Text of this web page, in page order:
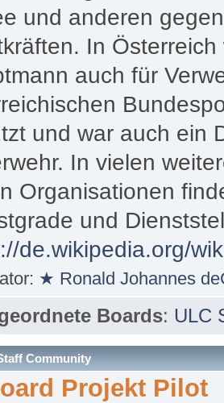
und anderen
In
auch für
und war auch ein
In vielen
Organisationen
und
de.wikipedia.org/
★ Ronald Johannes
Boards: ULC
Community
Projekt Pilot